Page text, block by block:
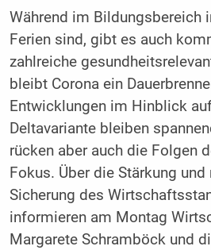
Während im Bildungsbereich
Ferien sind, gibt es auch
zahlreiche
bleibt Corona ein
Entwicklungen im Hinblick
Deltavariante bleiben
rücken aber auch die Folgen
Fokus. Über die Stärkung
Sicherung des
informieren am Montag
Margarete Schramböck und